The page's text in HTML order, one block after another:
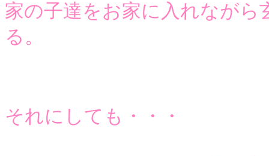
家の子達をお家に入れなが
る。
それにしても・・・